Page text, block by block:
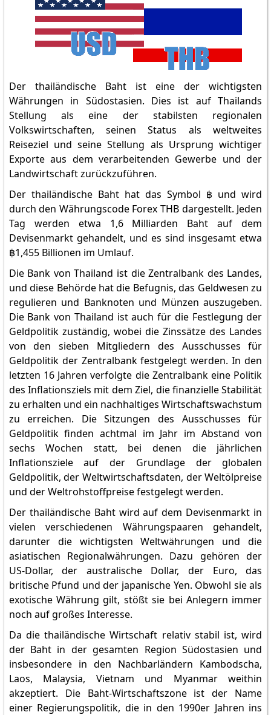
Der thailändische Baht ist eine der wichtigsten
Währungen in Südostasien. Dies ist auf Thailands
Stellung als eine der stabilsten regionalen
Volkswirtschaften, seinen Status als weltweites
Reiseziel und seine Stellung als Ursprung wichtiger
Exporte aus dem verarbeitenden Gewerbe und der
Landwirtschaft zurückzuführen.
Der thailändische Baht hat das Symbol ฿ und wird
durch den Währungscode Forex THB dargestellt. Jeden
Tag werden etwa 1,6 Milliarden Baht auf dem
Devisenmarkt gehandelt, und es sind insgesamt etwa
฿1,455 Billionen im Umlauf.
Die Bank von Thailand ist die Zentralbank des Landes,
und diese Behörde hat die Befugnis, das Geldwesen zu
regulieren und Banknoten und Münzen auszugeben.
Die Bank von Thailand ist auch für die Festlegung der
Geldpolitik zuständig, wobei die Zinssätze des Landes
von den sieben Mitgliedern des Ausschusses für
Geldpolitik der Zentralbank festgelegt werden. In den
letzten 16 Jahren verfolgte die Zentralbank eine Politik
des Inflationsziels mit dem Ziel, die finanzielle Stabilität
zu erhalten und ein nachhaltiges Wirtschaftswachstum
zu erreichen. Die Sitzungen des Ausschusses für
Geldpolitik finden achtmal im Jahr im Abstand von
sechs Wochen statt, bei denen die jährlichen
Inflationsziele auf der Grundlage der globalen
Geldpolitik, der Weltwirtschaftsdaten, der Weltölpreise
und der Weltrohstoffpreise festgelegt werden.
Der thailändische Baht wird auf dem Devisenmarkt in
vielen verschiedenen Währungspaaren gehandelt,
darunter die wichtigsten Weltwährungen und die
asiatischen Regionalwährungen. Dazu gehören der
US-Dollar, der australische Dollar, der Euro, das
britische Pfund und der japanische Yen. Obwohl sie als
exotische Währung gilt, stößt sie bei Anlegern immer
noch auf großes Interesse.
Da die thailändische Wirtschaft relativ stabil ist, wird
der Baht in der gesamten Region Südostasien und
insbesondere in den Nachbarländern Kambodscha,
Laos, Malaysia, Vietnam und Myanmar weithin
akzeptiert. Die Baht-Wirtschaftszone ist der Name
einer Regierungspolitik, die in den 1990er Jahren ins